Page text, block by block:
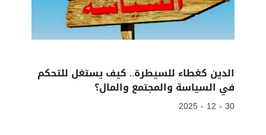
الدين كغطاء للسيطرة.. كيف يستغل للتحكم
في السياسة والمجتمع والمال؟
30 - 12 - 2025